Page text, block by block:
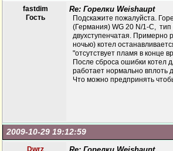
fastdim
Гость
Re: Горелки Weishaupt
Подскажите пожалуйста.
(Германия) WG 20 N/1-C, тип
двухступенчатая. Примерно
ночью) котел
"отсутствует пламя в конце
После сброса ошибки котел
работает нормально вплоть
Что можно предпринять
2009-10-29 19:12:59
Dwrz